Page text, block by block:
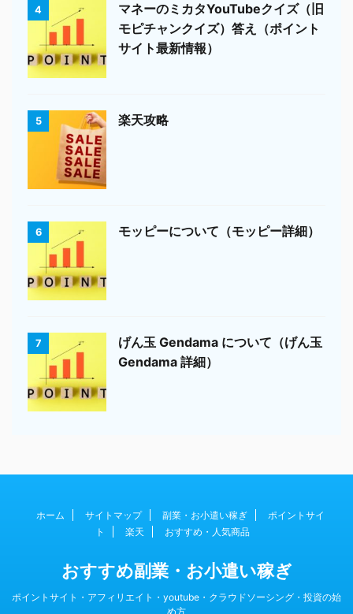
4
マネーのミカタYouTubeクイズ（旧
モピチャンクイズ）答え（ポイント
サイト最新情報）
5 楽天攻略
6 モッピーについて（モッピー詳細）
7
げん玉 Gendama について（げん玉
Gendama 詳細）
ホーム サイトマップ 副業・お小遣い稼ぎ
ポイントサイ
ト
楽天 おすすめ・人気商品
おすすめ副業・お小遣い稼ぎ
ポイントサイト・アフィリエイト・youtube・クラウドソーシング・投資の始
め方